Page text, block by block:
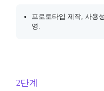
프로토타입 제작, 사용
영.
2단계